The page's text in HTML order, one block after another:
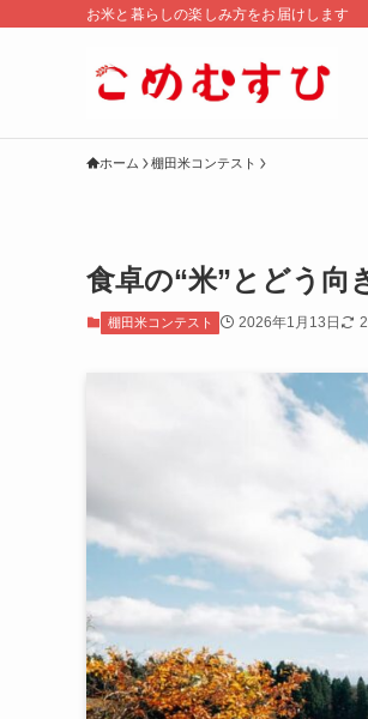
お米と暮らしの楽しみ方をお届けします
ホーム 棚田米コンテスト
食卓の“米”とどう向
棚田米コンテスト 2026年1月13日